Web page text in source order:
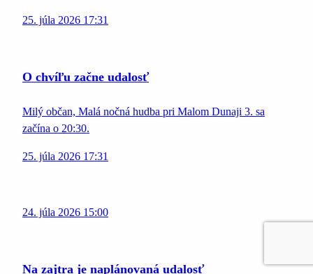
25. júla 2026 17:31
O chvíľu začne udalosť
Milý občan, Malá nočná hudba pri Malom Dunaji 3. sa
začína o 20:30.
25. júla 2026 17:31
24. júla 2026 15:00
Na zajtra je naplánovaná udalosť